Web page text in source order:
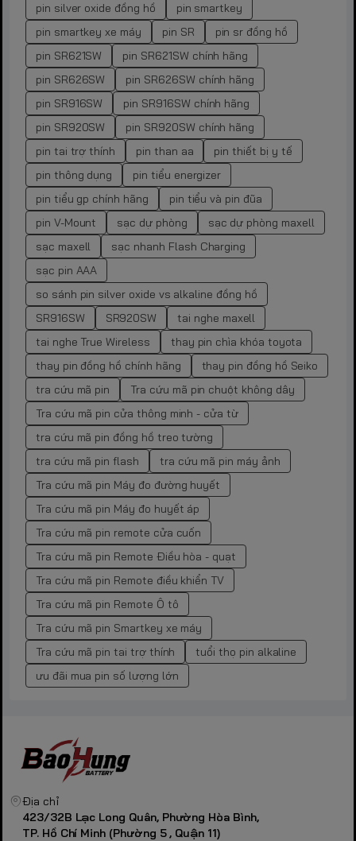
pin silver oxide đồng hồ
pin smartkey
pin smartkey xe máy
pin SR
pin sr đồng hồ
pin SR621SW
pin SR621SW chính hãng
pin SR626SW
pin SR626SW chính hãng
pin SR916SW
pin SR916SW chính hãng
pin SR920SW
pin SR920SW chính hãng
pin tai trợ thính
pin than aa
pin thiết bị y tế
pin thông dụng
pin tiểu energizer
pin tiểu gp chính hãng
pin tiểu và pin đũa
pin V-Mount
sạc dự phòng
sạc dự phòng maxell
sạc maxell
sạc nhanh Flash Charging
sạc pin AAA
so sánh pin silver oxide vs alkaline đồng hồ
SR916SW
SR920SW
tai nghe maxell
tai nghe True Wireless
thay pin chìa khóa toyota
thay pin đồng hồ chính hãng
thay pin đồng hồ Seiko
tra cứu mã pin
Tra cứu mã pin chuột không dây
Tra cứu mã pin cửa thông minh - cửa từ
tra cứu mã pin đồng hồ treo tường
tra cứu mã pin flash
tra cứu mã pin máy ảnh
Tra cứu mã pin Máy đo đường huyết
Tra cứu mã pin Máy đo huyết áp
Tra cứu mã pin remote cửa cuốn
Tra cứu mã pin Remote Điều hòa - quạt
Tra cứu mã pin Remote điều khiển TV
Tra cứu mã pin Remote Ô tô
Tra cứu mã pin Smartkey xe máy
Tra cứu mã pin tai trợ thính
tuổi thọ pin alkaline
ưu đãi mua pin số lượng lớn
Địa chỉ
423/32B Lạc Long Quân, Phường Hòa Bình,
TP. Hồ Chí Minh (Phường 5 , Quận 11)